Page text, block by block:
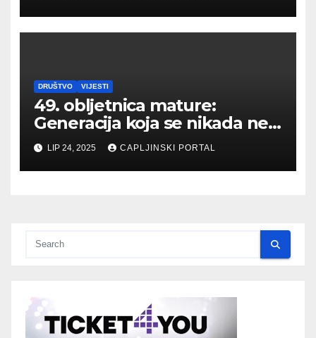
DRUŠTVO VIJESTI
49. obljetnica mature:
Generacija koja se nikada ne
zaboravlja
LIP 24, 2025 CAPLJINSKI PORTAL